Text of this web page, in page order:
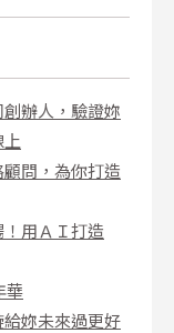
辦人，驗證妳
問，為你打造
用ＡＩ打造
華
妳未來過更好